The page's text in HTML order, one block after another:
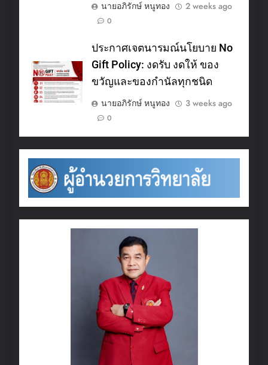
นายอภิรักษ์ หนูทอง 2 weeks ago
0
ประกาศเจตนารมณ์นโยบาย No
Gift Policy: งดรับ งดให้ ของ
ขวัญและของกำนัลทุกชนิด
นายอภิรักษ์ หนูทอง
3 weeks ago
0